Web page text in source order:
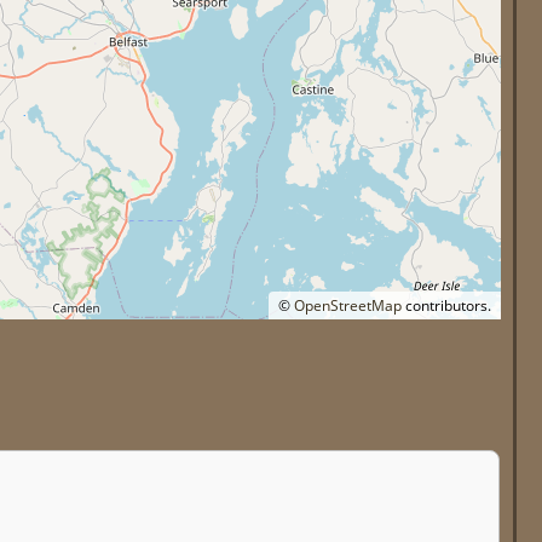
©OpenStreetMapcontributors.